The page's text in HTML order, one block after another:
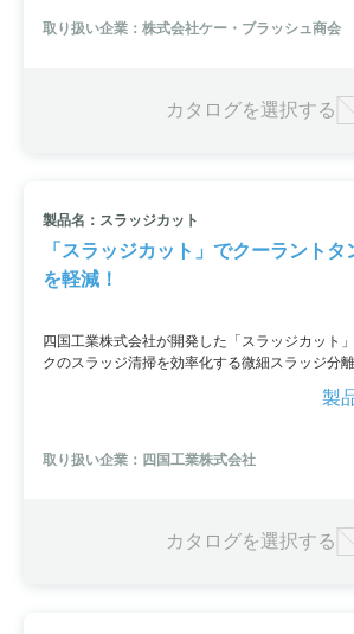
ャビネットにも対応。お問い合わせはURLからお
取り扱い企業：株式会社ケー・ブラッシュ商会
カタログを選択する
製品名：スラッジカット
「スラッジカット」でクーラント
を軽減！
四国工業株式会社が開発した「スラッジカット
クのスラッジ清掃を効率化する微細スラッジ分
ト式の分離機構により、スラッジや砥粒を排出
度を減らします。高い分離精度とメンテナンス
ので、製品の性能を体験できます。
製
取り扱い企業：四国工業株式会社
カタログを選択する